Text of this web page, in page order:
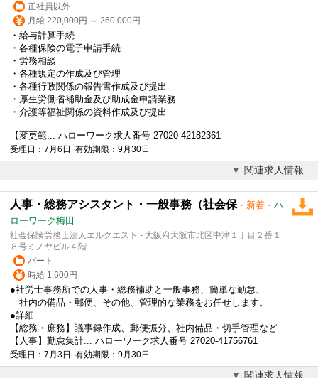
正社員以外
月給 220,000円 ～ 260,000円
・給与計算手続
・各種保険の電子申請手続
・ 労務相談
・各種規定の作成及び管理
・各種行政関係の報告書作成及び提出
・厚生労働省補助金及び助成金申請業務
・介護等福祉関係の資料作成及び提出
【変更範... ハローワーク求人番号 27020-42182361
受理日：7月6日 有効期限：9月30日
関連求人情報
人事・総務アシスタント・一般事務（社会保 - 新着 - ハ
ローワーク梅田
社会保険労務士法人エルクエスト - 大阪府大阪市北区中津１丁目２番１
８号ミノヤビル４階
パート
時給 1,600円
●社労士事務所での人事・総務補助と一般事務、簡単な勤怠、
社内の備品・郵便、その他、管理的な業務をお任せします。
●詳細
【総務・庶務】議事録作成、郵便振分、社内備品・切手管理など
【人事】勤怠集計... ハローワーク求人番号 27020-41756761
受理日：7月3日 有効期限：9月30日
関連求人情報